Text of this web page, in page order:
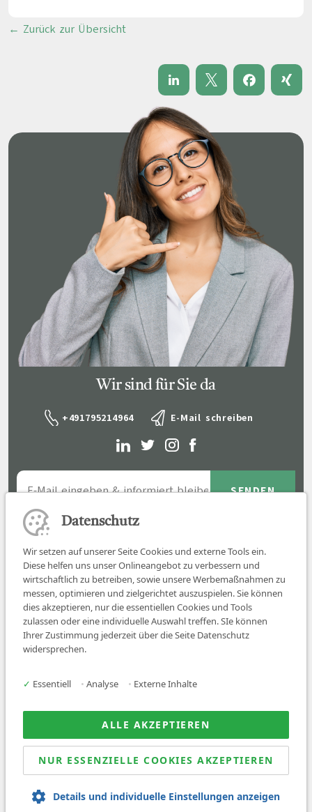
← Zurück zur Übersicht
Wir sind für Sie da
+491795214964 E-Mail schreiben
Job finden
Über uns
News
© 2026 Sanovetis. All rights reserved.
Datenschutz
Wir setzen auf unserer Seite Cookies und externe Tools ein.
Diese helfen uns unser Onlineangebot zu verbessern und
wirtschaftlich zu betreiben, sowie unsere Werbemaßnahmen zu
messen, optimieren und zielgerichtet auszuspielen. Sie können
dies akzeptieren, nur die essentiellen Cookies und Tools
zulassen oder eine individuelle Auswahl treffen. SIe können
Ihrer Zustimmung jederzeit über die Seite Datenschutz
widersprechen.
✓ Essentiell • Analyse • Externe Inhalte
ALLE AKZEPTIEREN
NUR ESSENZIELLE COOKIES AKZEPTIEREN
Details und individuelle Einstellungen anzeigen